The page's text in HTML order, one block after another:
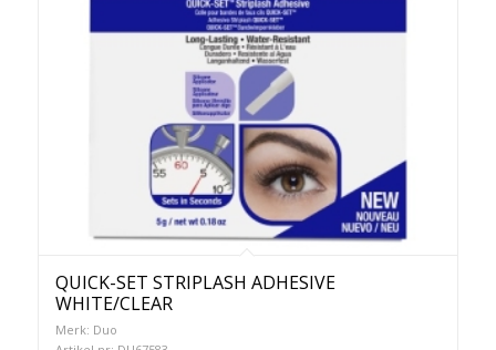
QUICK-SET STRIPLASH ADHESIVE
WHITE/CLEAR
Merk: Duo